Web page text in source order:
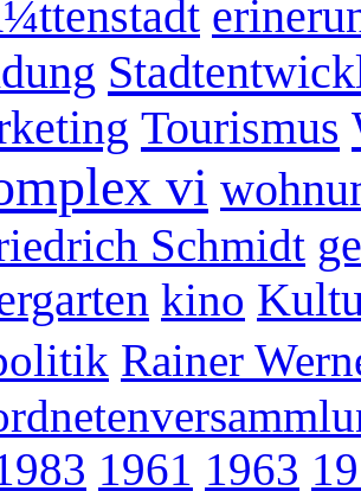
Tourismus
vi
Schmidt
kino
Rainer
1961 1963